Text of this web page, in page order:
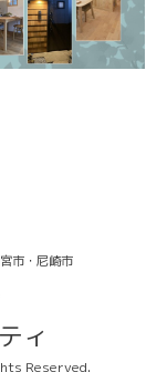
市・尼崎市
ィ
Reserved.